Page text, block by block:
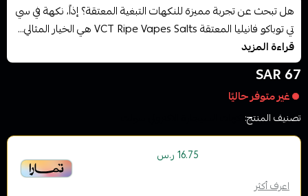
هل تبحث عن تجربة مميزة للنكهات التبغية المعتقة؟ إذاً، نكهة في سي
تي توباكو فانيليا المعتقة VCT Ripe Vapes Salts هي الخيار المثالي...
قراءة المزيد
67 SAR
غير متوفر حاليًا
تصنيف المنتج:
16.75 ر.س
اعرف أكثر